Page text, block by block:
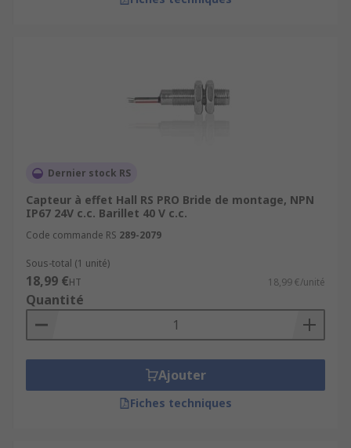
Dernier stock RS
Capteur à effet Hall RS PRO Bride de montage, NPN
IP67 24V c.c. Barillet 40 V c.c.
Code commande RS 289-2079
Sous-total (1 unité)
18,99 €HT 18,99 €/unité
Quantité
Ajouter
Fiches techniques